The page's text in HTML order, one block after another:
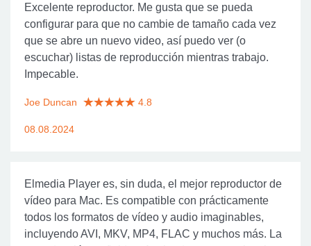
Excelente reproductor. Me gusta que se pueda
configurar para que no cambie de tamaño cada vez
que se abre un nuevo video, así puedo ver (o
escuchar) listas de reproducción mientras trabajo.
Impecable.
Joe Duncan 4.8
08.08.2024
Elmedia Player es, sin duda, el mejor reproductor de
vídeo para Mac. Es compatible con prácticamente
todos los formatos de vídeo y audio imaginables,
incluyendo AVI, MKV, MP4, FLAC y muchos más. La